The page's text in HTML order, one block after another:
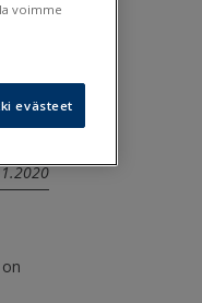
voimme
evästeet